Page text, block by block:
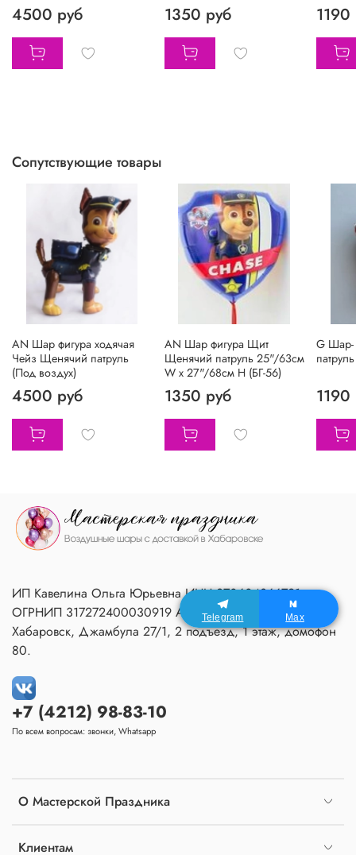
4500 руб 1350 руб 1190
Сопутствующие товары
АN Шар фигура ходячая
Чейз Щенячий патруль
(Под воздух)
4500 руб
AN Шар фигура Щит
Щенячий патруль 25"/63см
W х 27"/68см H (БГ-56)
1350 руб
G
1190
О Мастерской Праздника
Клиентам
+7 (4212) 98-83-10
По всем вопросам: звонки, Whatsapp
ИП Кавелина Ольга Юрьевна ИНН 270604366791
ОГРНИП 317272400030919 Адрес Мастерской:
Хабаровск, Джамбула 27/1, 2 подъезд, 1 этаж, домофон
80.
Telegram Max